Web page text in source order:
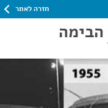
חזרה לאתר
הבימה